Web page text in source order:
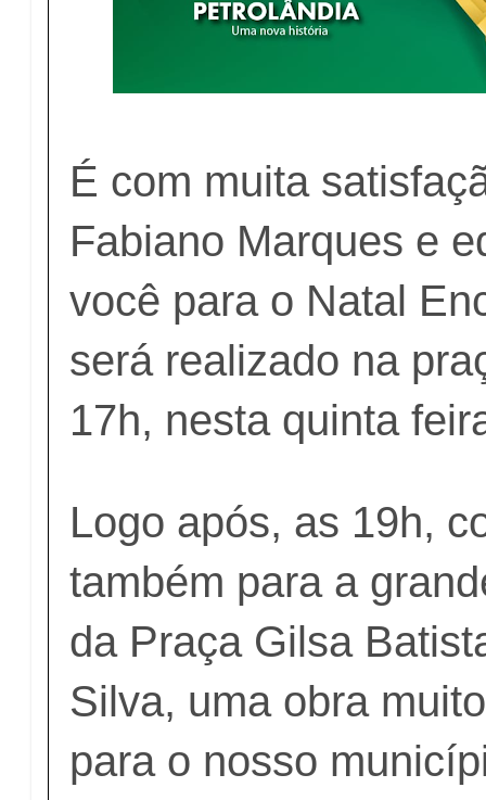
É com muita
Fabiano Marques e
você para o Natal
será realizado na
17h, nesta quinta
Logo após, as 19h,
também para a
da Praça Gilsa
Silva, uma obra
para o nosso